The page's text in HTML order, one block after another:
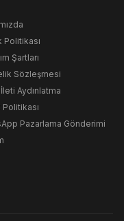
Politikası
Şartları
Sözleşmesi
Aydınlatma
Pazarlama Gönderimi